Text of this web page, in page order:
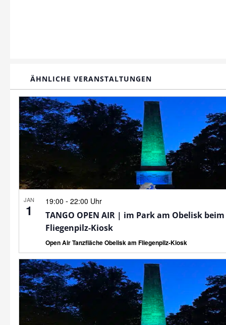
ÄHNLICHE VERANSTALTUNGEN
JAN
1
19:00 - 22:00 Uhr
TANGO OPEN AIR | im Park am Obelisk beim
Fliegenpilz-Kiosk
Open Air Tanzfläche Obelisk am Fliegenpilz-Kiosk